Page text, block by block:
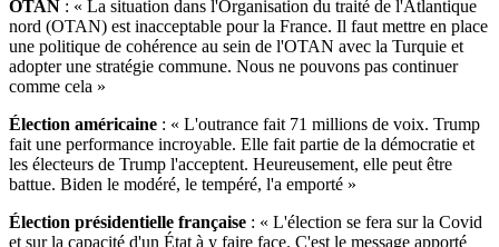
OTAN : « La situation dans l'Organisation du traité de l'Atlantique
nord (OTAN) est inacceptable pour la France. Il faut mettre en place
une politique de cohérence au sein de l'OTAN avec la Turquie et
adopter une stratégie commune. Nous ne pouvons pas continuer
comme cela »
Élection américaine : « L'outrance fait 71 millions de voix. Trump
fait une performance incroyable. Elle fait partie de la démocratie et
les électeurs de Trump l'acceptent. Heureusement, elle peut être
battue. Biden le modéré, le tempéré, l'a emporté »
Élection présidentielle française : « L'élection se fera sur la Covid
et sur la capacité d'un État à y faire face. C'est le message apporté